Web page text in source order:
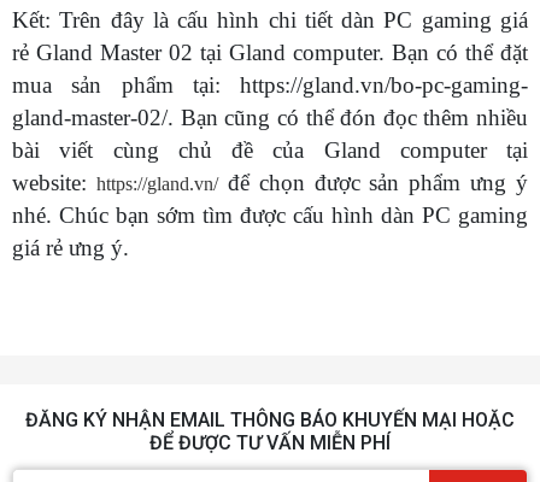
Kết: Trên đây là cấu hình chi tiết dàn PC gaming giá
rẻ Gland Master 02 tại Gland computer. Bạn có thể đặt
mua sản phẩm tại: https://gland.vn/bo-pc-gaming-
gland-master-02/. Bạn cũng có thể đón đọc thêm nhiều
bài viết cùng chủ đề của Gland computer tại
website: https://gland.vn/để chọn được sản phẩm ưng ý
nhé. Chúc bạn sớm tìm được cấu hình dàn PC gaming
giá rẻ ưng ý.
ĐĂNG KÝ NHẬN EMAIL THÔNG BÁO KHUYẾN MẠI HOẶC
ĐỂ ĐƯỢC TƯ VẤN MIỄN PHÍ